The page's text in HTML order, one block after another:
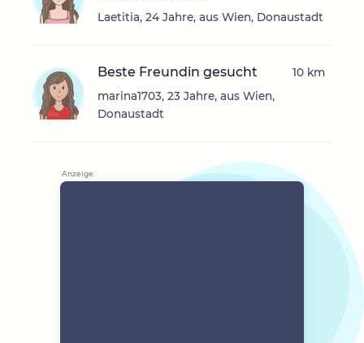
Laetitia, 24 Jahre, aus Wien, Donaustadt
Beste Freundin gesucht
marina1703, 23 Jahre, aus Wien,
Donaustadt
10 km